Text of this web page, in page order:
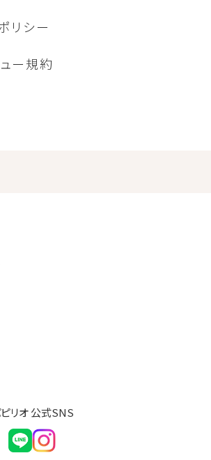
リシー
ー規約
リオ 公式SNS